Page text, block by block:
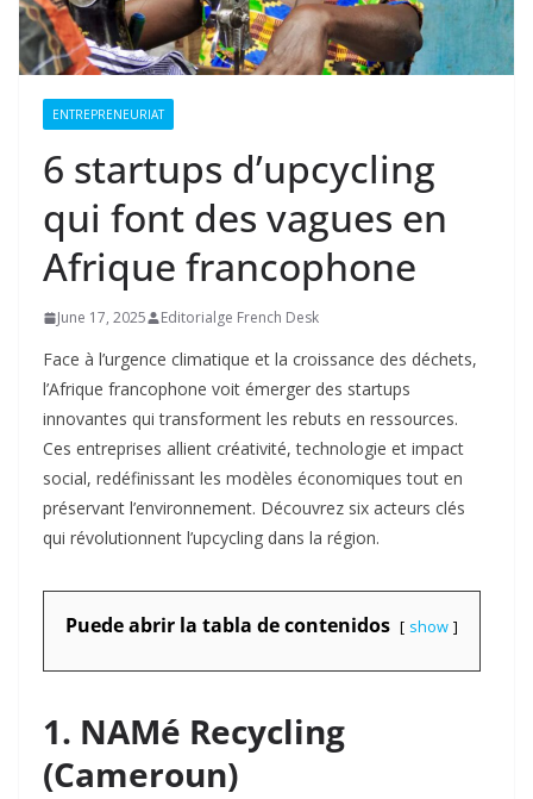
ENTREPRENEURIAT
6 startups d’upcycling
qui font des vagues en
Afrique francophone
June 17, 2025 Editorialge French Desk
Face à l’urgence climatique et la croissance des déchets,
l’Afrique francophone voit émerger des startups
innovantes qui transforment les rebuts en ressources.
Ces entreprises allient créativité, technologie et impact
social, redéfinissant les modèles économiques tout en
préservant l’environnement. Découvrez six acteurs clés
qui révolutionnent l’upcycling dans la région.
Puede abrir la tabla de contenidos show
1. NAMé Recycling
(Cameroun)